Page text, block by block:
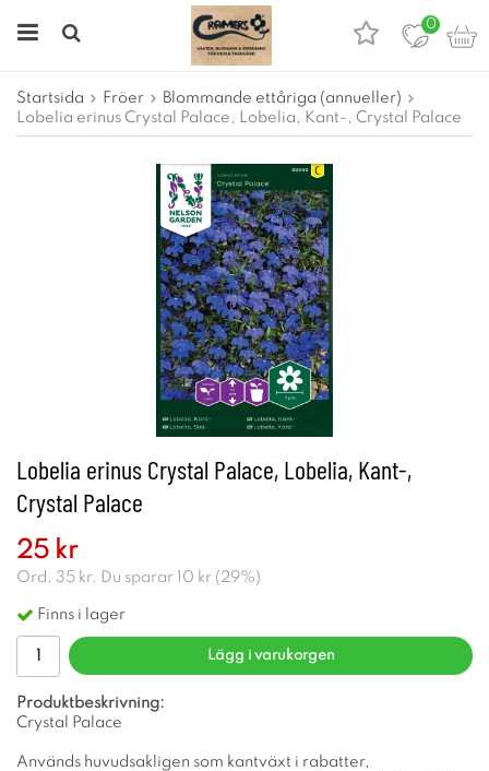
0
Startsida Fröer
Blommande ettåriga (annueller)
Lobelia erinus Crystal Palace, Lobelia, Kant-, Crystal Palace
Lobelia erinus Crystal Palace, Lobelia, Kant-,
Crystal Palace
25 kr
Ord. 35 kr. Du sparar 10 kr ( 29%)
Finns i lager
Lägg i varukorgen
Produktbeskrivning:
Crystal Palace
Används huvudsakligen som kantväxt i rabatter,